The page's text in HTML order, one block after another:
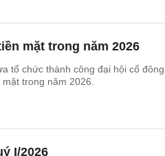
mặt trong năm 2026
tổ chức thành công đại hội cổ
trong năm 2026.
I/2026